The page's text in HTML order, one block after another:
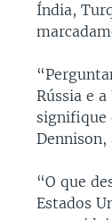
Índia,
Rússia e
signifique
Dennison,
“O que
Estados